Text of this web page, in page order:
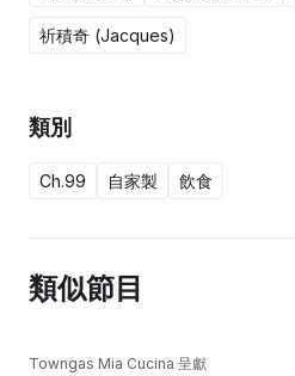
祈積奇 (Jacques)
類別
Ch.99 自家製 飲食
類似節目
Towngas Mia Cucina 呈獻